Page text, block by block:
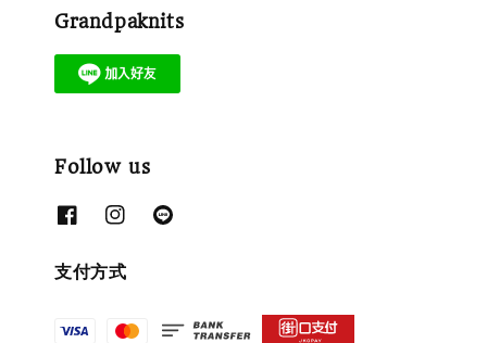
Grandpaknits
Follow us
支付方式